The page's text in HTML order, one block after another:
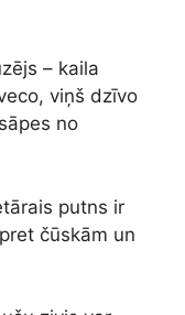
– kaila
viņš dzīvo
no
putns ir
čūskām un